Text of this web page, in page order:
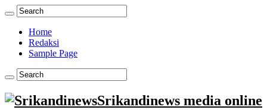
Home
Redaksi
Sample Page
Srikandinews media online